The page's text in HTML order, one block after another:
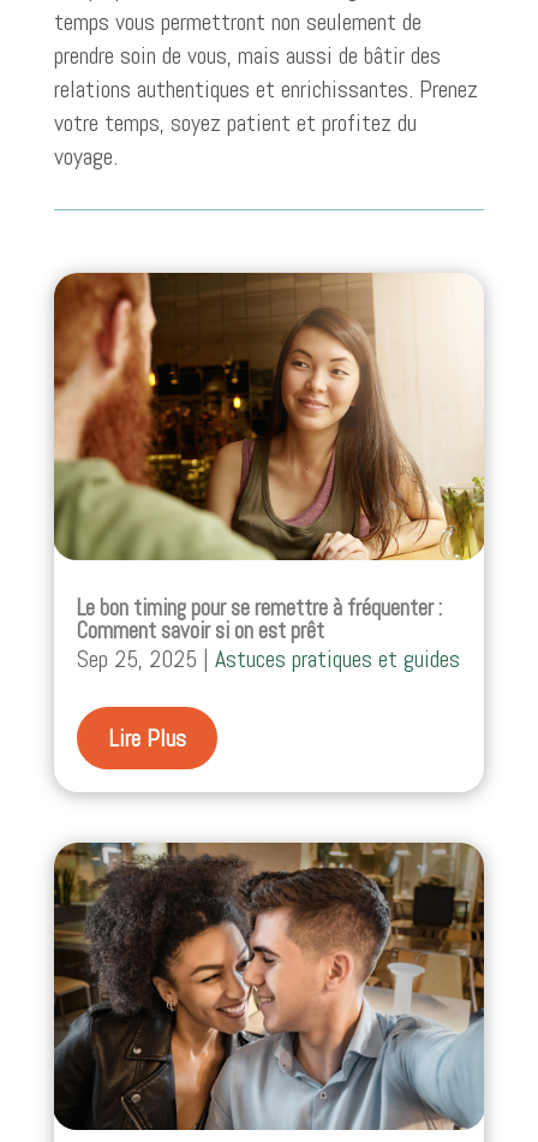
temps vous permettront non seulement de
prendre soin de vous, mais aussi de bâtir des
relations authentiques et enrichissantes. Prenez
votre temps, soyez patient et profitez du
voyage.
Le bon timing pour se remettre à fréquenter :
Comment savoir si on est prêt
Sep 25, 2025 | Astuces pratiques et guides
Lire Plus